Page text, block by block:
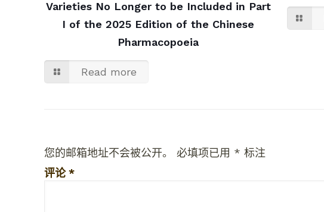
Varieties No Longer to be Included in Part
I of the 2025 Edition of the Chinese
Pharmacopoeia
Read more
您的邮箱地址不会被公开。 必填项已用 * 标注
评论*